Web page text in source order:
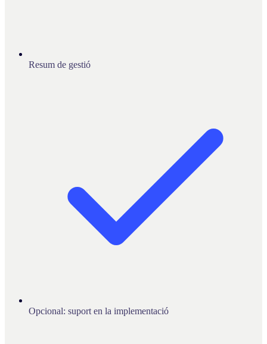
Resum de gestió
Opcional: suport en la implementació